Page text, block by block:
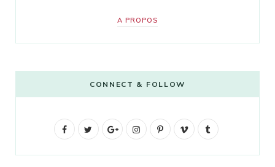
A PROPOS
CONNECT & FOLLOW
F
G
I
P
V